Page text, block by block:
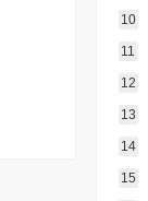
10
11
12
13
14
15